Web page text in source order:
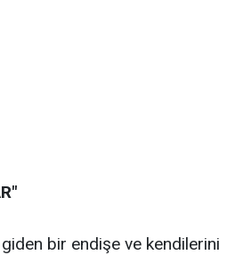
bir endişe ve kendilerini